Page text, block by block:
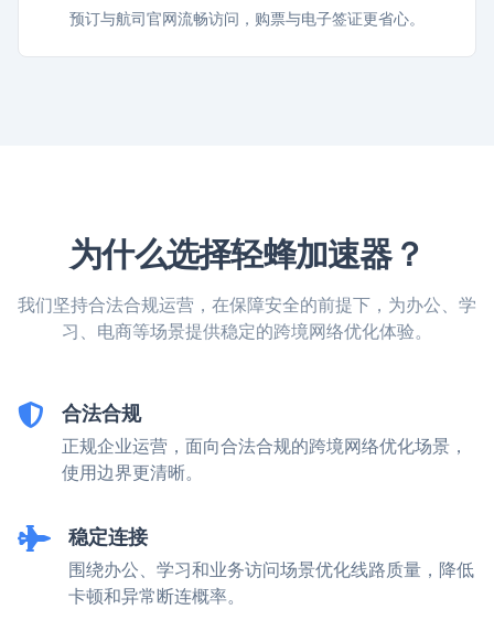
预订与航司官网流畅访问，购票与电子签证更省心。
为什么选择轻蜂加速器？
我们坚持合法合规运营，在保障安全的前提下，为办公、学
习、电商等场景提供稳定的跨境网络优化体验。
合法合规
正规企业运营，面向合法合规的跨境网络优化场景，
使用边界更清晰。
稳定连接
围绕办公、学习和业务访问场景优化线路质量，降低
卡顿和异常断连概率。